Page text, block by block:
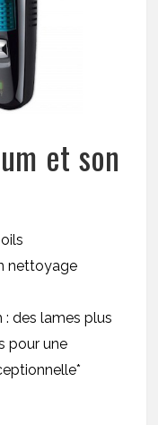
et son
nettoyage
des lames plus
pour une